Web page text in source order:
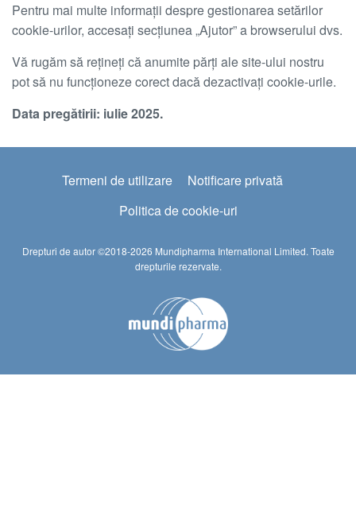
Pentru mai multe informații despre gestionarea setărilor
cookie-urilor, accesați secțiunea „Ajutor” a browserului dvs.
Vă rugăm să rețineți că anumite părți ale site-ului nostru
pot să nu funcționeze corect dacă dezactivați cookie-urile.
Data pregătirii: iulie 2025.
FooterTermeni de utilizare
Notificare privată
Politica de cookie-uri
Drepturi de autor ©2018-2026 Mundipharma International Limited. Toate
drepturile rezervate.